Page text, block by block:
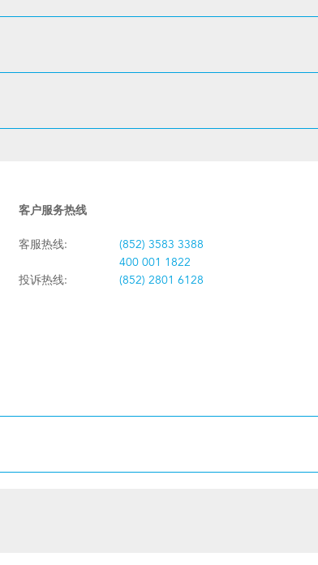
客户服务热线
客服热线:
(852) 3583 3388
400 001 1822
投诉热线:
(852) 2801 6128